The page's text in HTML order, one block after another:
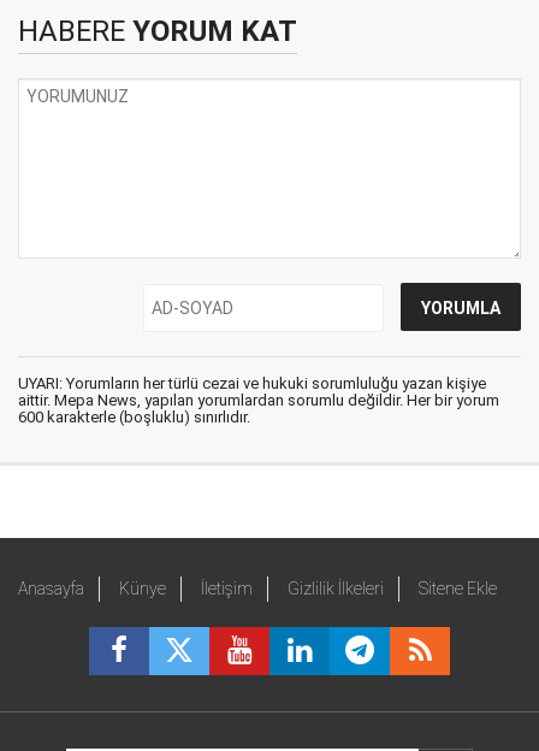
HABERE YORUM KAT
UYARI: Yorumların her türlü cezai ve hukuki sorumluluğu yazan kişiye
aittir. Mepa News, yapılan yorumlardan sorumlu değildir. Her bir yorum
600 karakterle (boşluklu) sınırlıdır.
Anasayfa Künye İletişim Gizlilik İlkeleri Sitene Ekle